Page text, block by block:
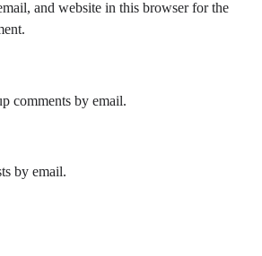
and website in this browser for the
comments by email.
by email.